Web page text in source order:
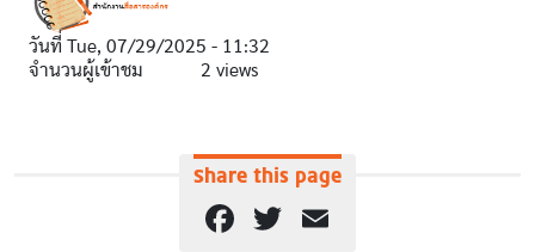
วันที่ Tue, 07/29/2025 - 11:32
จำนวนผู้เข้าชม
2 views
Share this page
Facebook
Twitter